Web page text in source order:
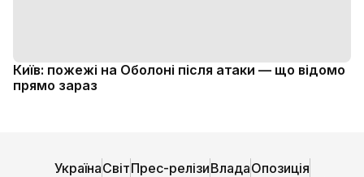
Київ: пожежі на Оболоні після атаки — що відомо
прямо зараз
УкраїнаСвітПрес-релізиВладаОпозиція